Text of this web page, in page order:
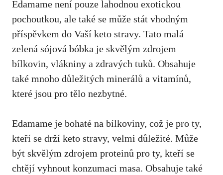
Edamame není pouze ⁤lahodnou‍ exotickou
pochoutkou, ale ⁣také‍ se může stát vhodným
příspěvkem do Vaší keto stravy. ‍Tato malá
zelená sójová bóbka je skvělým zdrojem
bílkovin, vlákniny a zdravých tuků. Obsahuje
také mnoho důležitých minerálů a vitamínů,
které ⁢jsou ⁣pro‌ tělo nezbytné.
Edamame je bohaté na bílkoviny, což‍ je pro ty,
kteří se drží keto stravy,‌ velmi důležité. Může
být skvělým zdrojem ⁢proteinů pro ty, kteří se
‍chtějí vyhnout konzumaci masa. Obsahuje také